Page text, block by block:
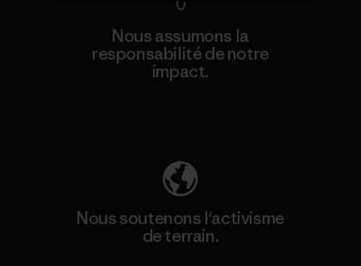
Nous assumons la
responsabilité de notre
impact.
Nous soutenons l'activisme
de terrain.